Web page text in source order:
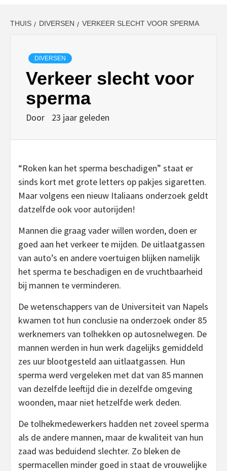
THUIS DIVERSEN VERKEER SLECHT VOOR SPERMA
DIVERSEN
Verkeer slecht voor
sperma
Door 23 jaar geleden
“Roken kan het sperma beschadigen” staat er
sinds kort met grote letters op pakjes sigaretten.
Maar volgens een nieuw Italiaans onderzoek geldt
datzelfde ook voor autorijden!
Mannen die graag vader willen worden, doen er
goed aan het verkeer te mijden. De uitlaatgassen
van auto’s en andere voertuigen blijken namelijk
het sperma te beschadigen en de vruchtbaarheid
bij mannen te verminderen.
De wetenschappers van de Universiteit van Napels
kwamen tot hun conclusie na onderzoek onder 85
werknemers van tolhekken op autosnelwegen. De
mannen werden in hun werk dagelijks gemiddeld
zes uur blootgesteld aan uitlaatgassen. Hun
sperma werd vergeleken met dat van 85 mannen
van dezelfde leeftijd die in dezelfde omgeving
woonden, maar niet hetzelfde werk deden.
De tolhekmedewerkers hadden net zoveel sperma
als de andere mannen, maar de kwaliteit van hun
zaad was beduidend slechter. Zo bleken de
spermacellen minder goed in staat de vrouwelijke